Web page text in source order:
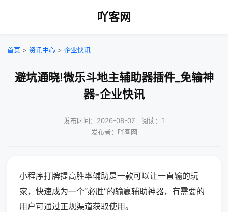
吖客网
首页 > 资讯中心 > 企业快讯
避坑通晓!微乐斗地主辅助器插件_免输神
器-企业快讯
发布时间：2026-08-07｜阅读：1
发布者：吖客网
小程序打牌提高胜率辅助是一款可以让一直输的玩
家，快速成为一个“必胜”的输赢辅助神器，有需要的
用户可通过正规渠道获取使用。